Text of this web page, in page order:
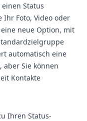
Status
Ihr Foto, Video oder
neue Option, mit
automatisch eine
aber Sie können
Kontakte
Ihren Status-